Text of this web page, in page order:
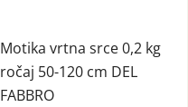
Motika vrtna srce 0,2 kg
ročaj 50-120 cm DEL
FABBRO